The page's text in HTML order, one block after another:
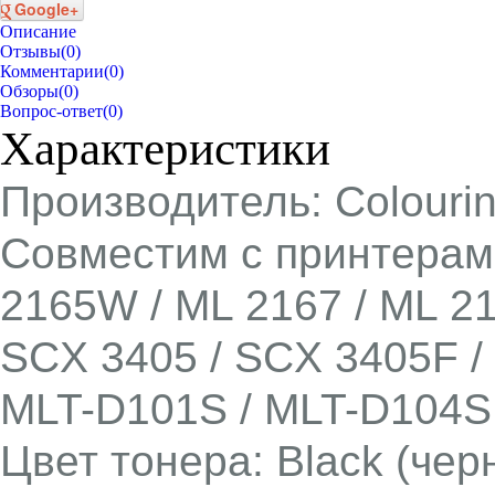
Google+
Описание
Отзывы(0)
Комментарии(0)
Обзоры(0)
Вопрос-ответ(0)
Характеристики
Производитель:
Совместим с
2165W / ML 2167 / ML
SCX 3405 / SCX 3405F
MLT-D101S / MLT-
Цвет тонера: Black